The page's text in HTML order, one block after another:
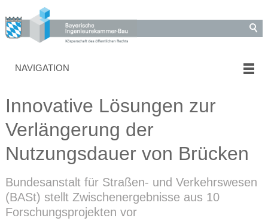
NAVIGATION
Innovative Lösungen zur
Verlängerung der
Nutzungsdauer von Brücken
Bundesanstalt für Straßen- und Verkehrswesen
(BASt) stellt Zwischenergebnisse aus 10
Forschungsprojekten vor